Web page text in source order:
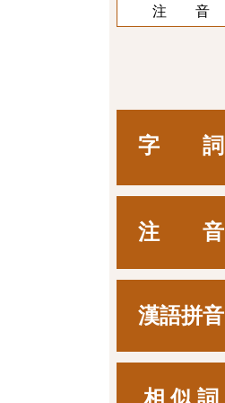
注 音
字 詞
注 音
漢語拼音